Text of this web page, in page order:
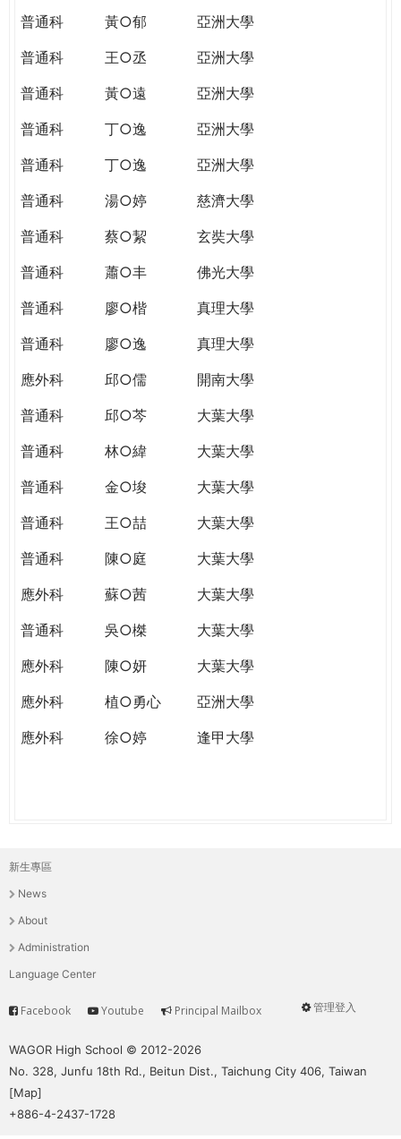
普通科 黃○郁
亞洲大學
普通科
王○丞
亞洲大學
普通科
黃○遠
亞洲大學
普通科
丁○逸
亞洲大學
普通科
丁○逸
亞洲大學
普通科
湯○婷
慈濟大學
普通科
蔡○絜
玄奘大學
普通科
蕭○丰
佛光大學
普通科
廖○楷
真理大學
普通科
廖○逸
真理大學
應外科
邱○儒
開南大學
普通科
邱○芩
大葉大學
普通科
林○緯
大葉大學
普通科
金○埈
大葉大學
普通科
王○喆
大葉大學
普通科
陳○庭
大葉大學
應外科
蘇○茜
大葉大學
普通科
吳○榤
大葉大學
應外科
陳○妍
大葉大學
應外科
植○勇心
亞洲大學
應外科
徐○婷 逢甲大學
主
選
單
新生專區
News
About
Administration
Language Center
User
管理登入
Service
Facebook Youtube Principal Mailbox
WAGOR High School © 2012-2026
No. 328, Junfu 18th Rd., Beitun Dist., Taichung City 406, Taiwan
[Map]
+886-4-2437-1728